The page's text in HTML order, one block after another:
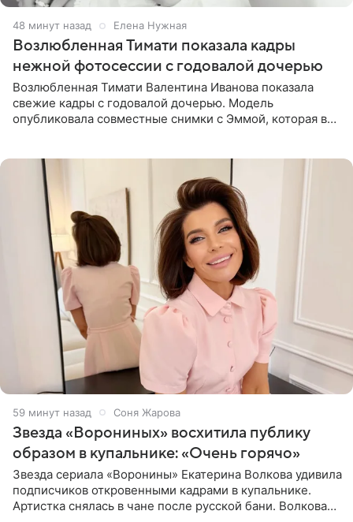
48 минут назад Елена Нужная
Возлюбленная Тимати показала кадры
нежной фотосессии с годовалой дочерью
Возлюбленная Тимати Валентина Иванова показала
свежие кадры с годовалой дочерью. Модель
опубликовала совместные снимки с Эммой, которая в
59 минут назад Соня Жарова
Звезда «Ворониных» восхитила публику
образом в купальнике: «Очень горячо»
Звезда сериала «Воронины» Екатерина Волкова удивила
подписчиков откровенными кадрами в купальнике.
Артистка снялась в чане после русской бани. Волкова